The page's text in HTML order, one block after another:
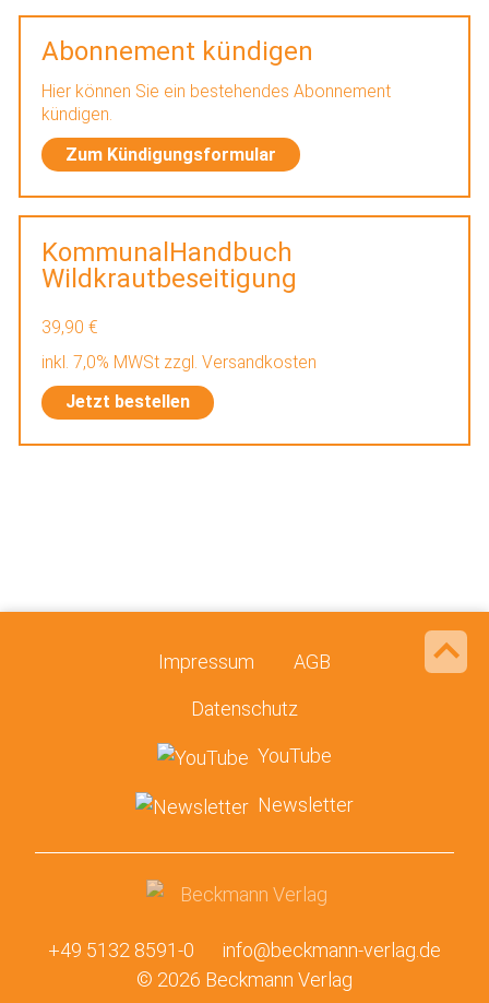
Abonnement kündigen
Hier können Sie ein bestehendes Abonnement
kündigen.
Zum Kündigungsformular
KommunalHandbuch
Wildkrautbeseitigung
39,90 €
inkl. 7,0% MWSt zzgl. Versandkosten
Jetzt bestellen
Impressum AGB
Datenschutz
YouTube
Newsletter
+49 5132 8591-0
info@beckmann-verlag.de
© 2026 Beckmann Verlag